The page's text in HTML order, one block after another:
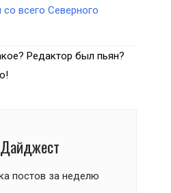
всего Северного
Редактор был пьян?
Дайджест
постов за неделю